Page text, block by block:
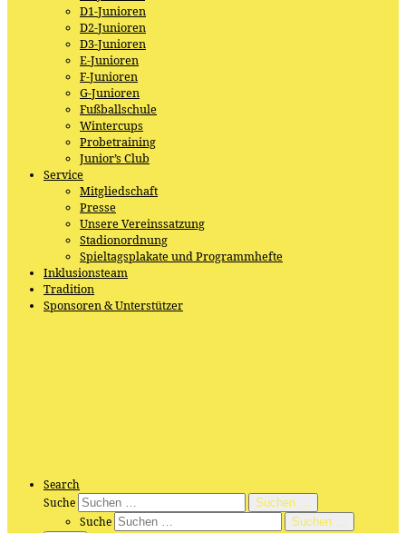
D1-Junioren
D2-Junioren
D3-Junioren
E-Junioren
F-Junioren
G-Junioren
Fußballschule
Wintercups
Probetraining
Junior’s Club
Service
Mitgliedschaft
Presse
Unsere Vereinssatzung
Stadionordnung
Spieltagsplakate und Programmhefte
Inklusionsteam
Tradition
Sponsoren & Unterstützer
Search
Suche
Suchen …
Suche
Suchen …